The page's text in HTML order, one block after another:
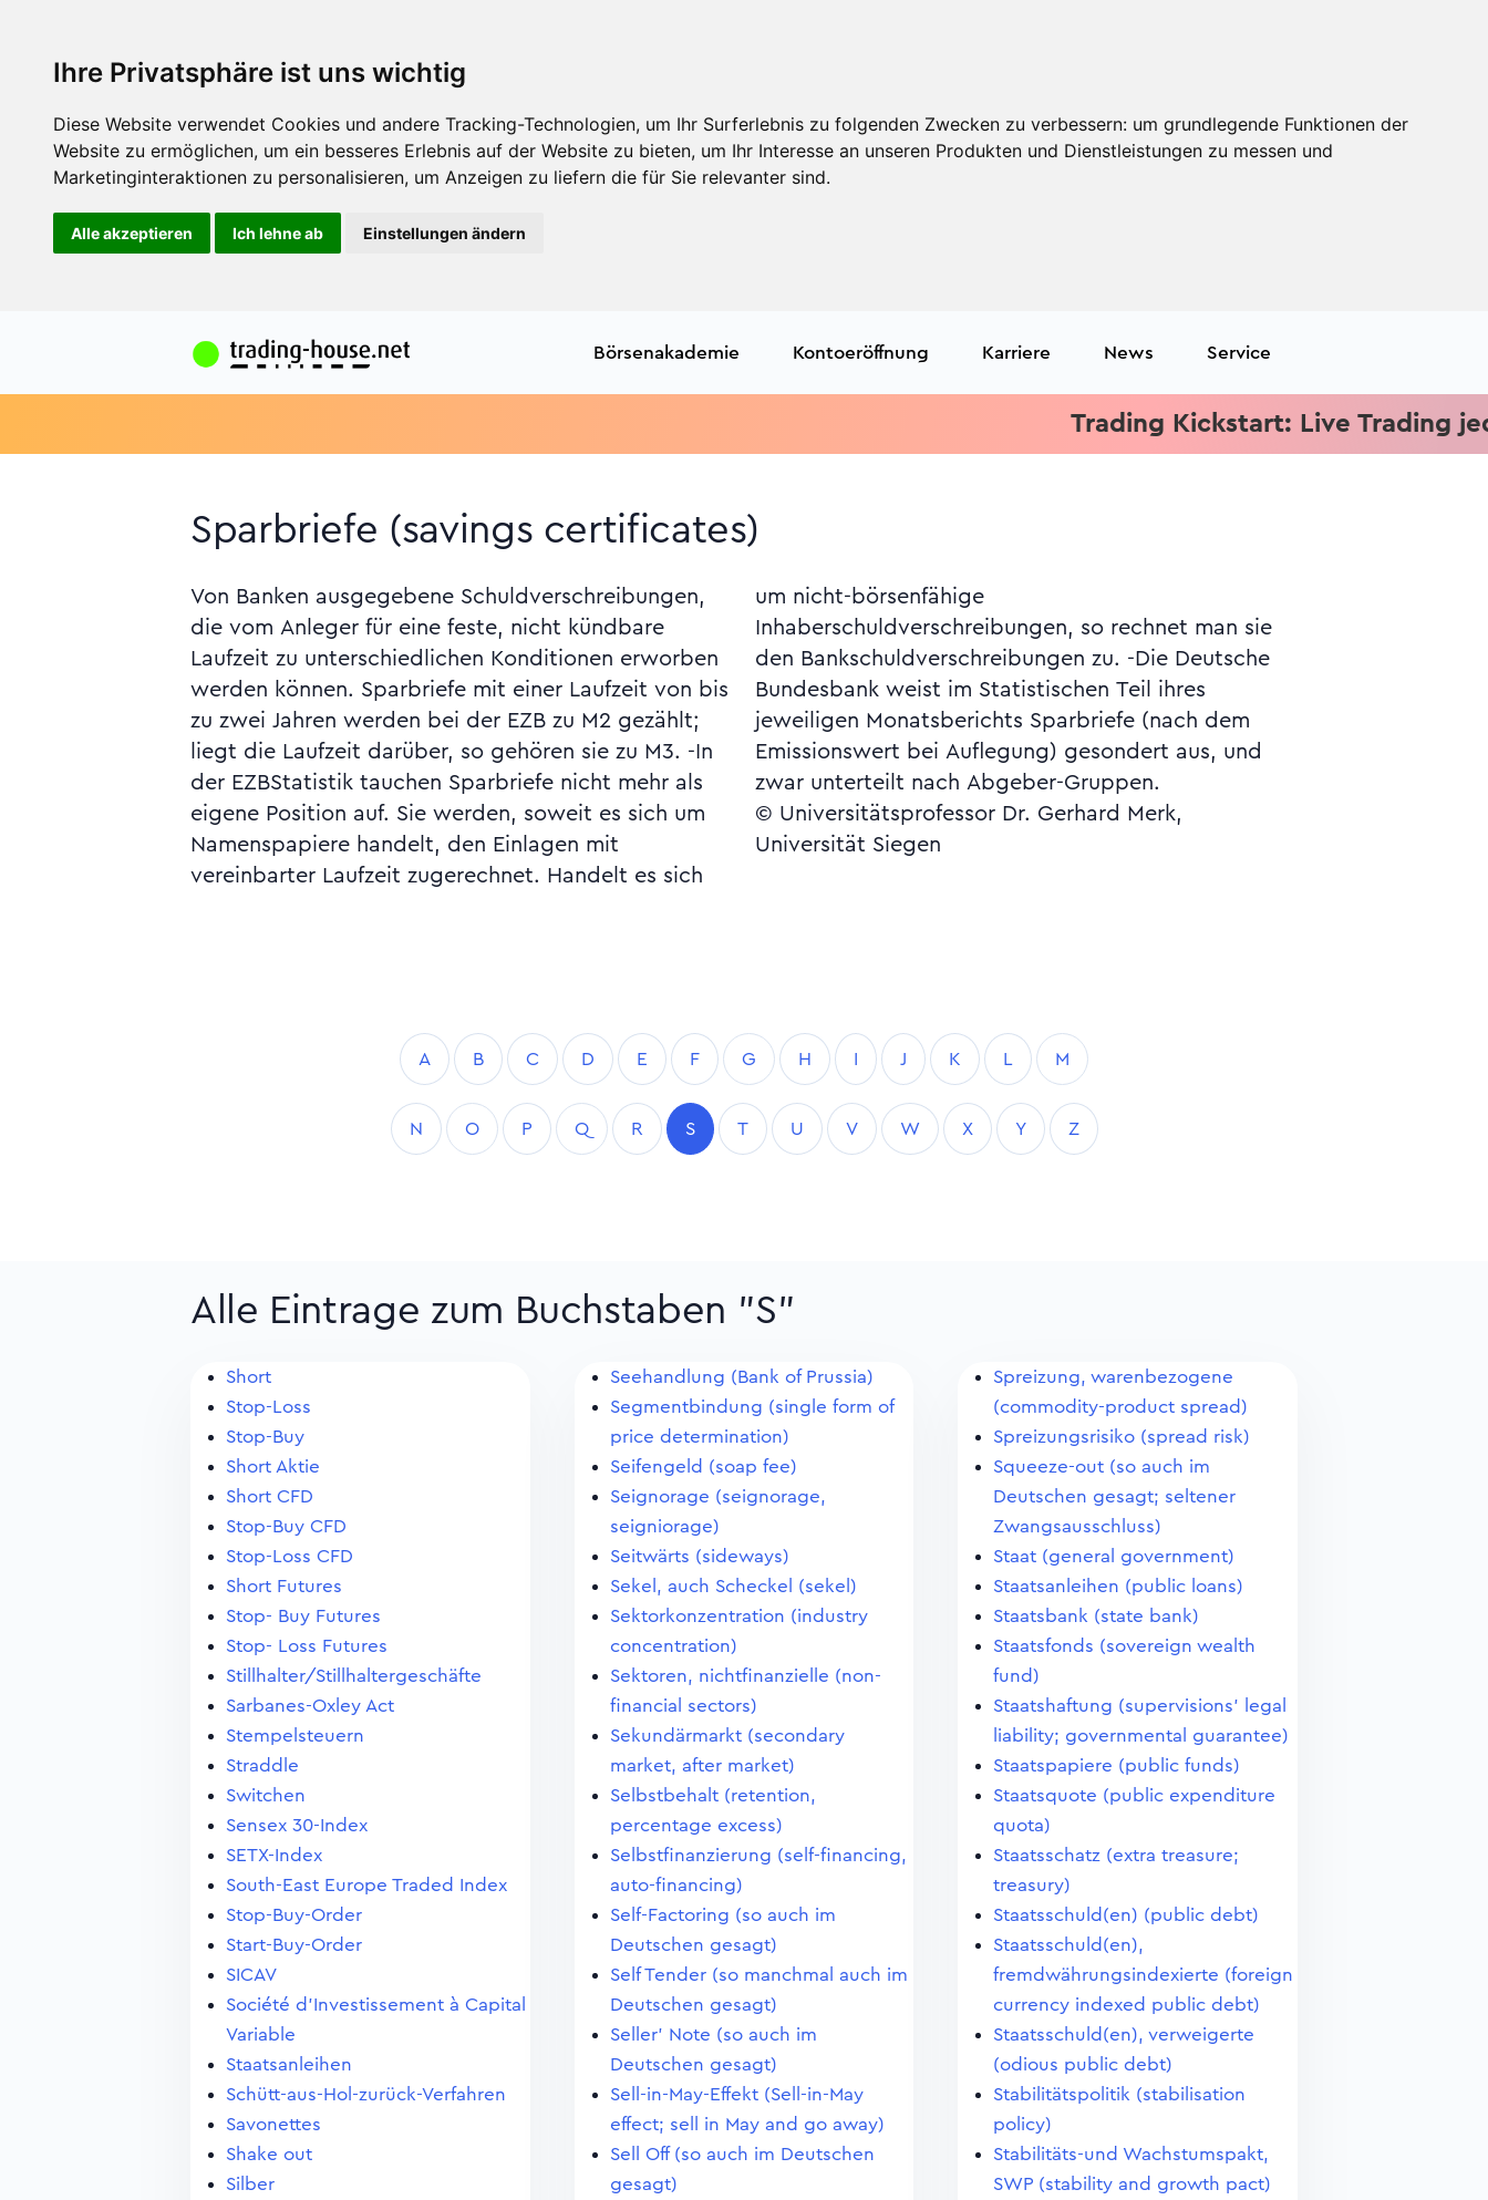
Ihre Privatsphäre ist uns wichtig
Diese Website verwendet Cookies und andere Tracking-Technologien, um Ihr Surferlebnis zu folgenden Zwecken zu verbessern: um grundlegende Funktionen der
Website zu ermöglichen, um ein besseres Erlebnis auf der Website zu bieten, um Ihr Interesse an unseren Produkten und Dienstleistungen zu messen und
Marketinginteraktionen zu personalisieren, um Anzeigen zu liefern die für Sie relevanter sind.
Alle akzeptieren Ich lehne ab Einstellungen ändern
Börsenakademie Kontoeröffnung Karriere News Service
Trading Kickstart: Live Trading jeden
Sparbriefe (savings certificates)
Von Banken ausgegebene Schuldverschreibungen,
die vom Anleger für eine feste, nicht kündbare
Laufzeit zu unterschiedlichen Konditionen erworben
werden können. Sparbriefe mit einer Laufzeit von bis
zu zwei Jahren werden bei der EZB zu M2 gezählt;
liegt die Laufzeit darüber, so gehören sie zu M3. -In
der EZBStatistik tauchen Sparbriefe nicht mehr als
eigene Position auf. Sie werden, soweit es sich um
Namenspapiere handelt, den Einlagen mit
vereinbarter Laufzeit zugerechnet. Handelt es sich
um nicht-börsenfähige
Inhaberschuldverschreibungen, so rechnet man sie
den Bankschuldverschreibungen zu. -Die Deutsche
Bundesbank weist im Statistischen Teil ihres
jeweiligen Monatsberichts Sparbriefe (nach dem
Emissionswert bei Auflegung) gesondert aus, und
zwar unterteilt nach Abgeber-Gruppen.
© Universitätsprofessor Dr. Gerhard Merk,
Universität Siegen
A B C D E F G H I J K L M
N O P Q R S T U V W X Y Z
Alle Eintrage zum Buchstaben "S"
Short
Stop-Loss
Stop-Buy
Short Aktie
Short CFD
Stop-Buy CFD
Stop-Loss CFD
Short Futures
Stop- Buy Futures
Stop- Loss Futures
Stillhalter/Stillhaltergeschäfte
Sarbanes-Oxley Act
Stempelsteuern
Straddle
Switchen
Sensex 30-Index
SETX-Index
South-East Europe Traded Index
Stop-Buy-Order
Start-Buy-Order
SICAV
Société d'Investissement à Capital
Variable
Staatsanleihen
Schütt-aus-Hol-zurück-Verfahren
Savonettes
Shake out
Silber
Seehandlung (Bank of Prussia)
Segmentbindung (single form of
price determination)
Seifengeld (soap fee)
Seignorage (seignorage,
seigniorage)
Seitwärts (sideways)
Sekel, auch Scheckel (sekel)
Sektorkonzentration (industry
concentration)
Sektoren, nichtfinanzielle (non-
financial sectors)
Sekundärmarkt (secondary
market, after market)
Selbstbehalt (retention,
percentage excess)
Selbstfinanzierung (self-financing,
auto-financing)
Self-Factoring (so auch im
Deutschen gesagt)
Self Tender (so manchmal auch im
Deutschen gesagt)
Seller' Note (so auch im
Deutschen gesagt)
Sell-in-May-Effekt (Sell-in-May
effect; sell in May and go away)
Sell Off (so auch im Deutschen
gesagt)
Spreizung, warenbezogene
(commodity-product spread)
Spreizungsrisiko (spread risk)
Squeeze-out (so auch im
Deutschen gesagt; seltener
Zwangsausschluss)
Staat (general government)
Staatsanleihen (public loans)
Staatsbank (state bank)
Staatsfonds (sovereign wealth
fund)
Staatshaftung (supervisions' legal
liability; governmental guarantee)
Staatspapiere (public funds)
Staatsquote (public expenditure
quota)
Staatsschatz (extra treasure;
treasury)
Staatsschuld(en) (public debt)
Staatsschuld(en),
fremdwährungsindexierte (foreign
currency indexed public debt)
Staatsschuld(en), verweigerte
(odious public debt)
Stabilitätspolitik (stabilisation
policy)
Stabilitäts-und Wachstumspakt,
SWP (stability and growth pact)